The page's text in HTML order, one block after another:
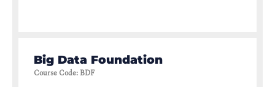
Big Data Foundation
Course Code: BDF